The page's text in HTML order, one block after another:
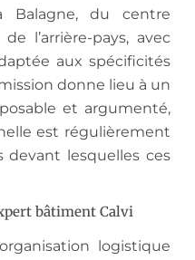
Balagne, du centre
l’arrière-pays, avec
aux spécificités
donne lieu à un
et argumenté,
est régulièrement
devant lesquelles ces
bâtiment Calvi
logistique